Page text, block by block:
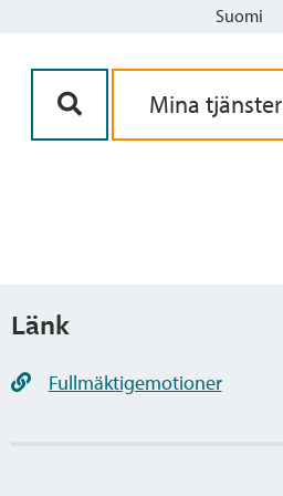
Suomi
Mina tjänster
Länk
Fullmäktigemotioner